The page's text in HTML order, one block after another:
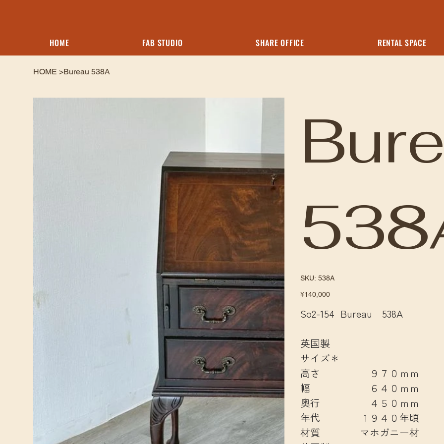
HOME FAB STUDIO SHARE OFFICE RENTAL SPACE
HOME >Bureau 538A
SKU: SKU
538A
538A
Price
¥140,000
So2-154 Bureau 538A
英国製
サイズ＊
高さ ９７０ｍｍ
幅 ６４０ｍｍ
奥行 ４５０ｍｍ
年代 １９４０年頃
材質 マホガニー材